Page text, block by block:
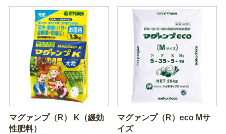
マグァンプ（R） K（緩効
性肥料）
マグァンプ（R）eco Mサ
イズ